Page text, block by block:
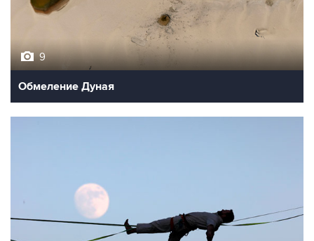
Обмеление Дуная